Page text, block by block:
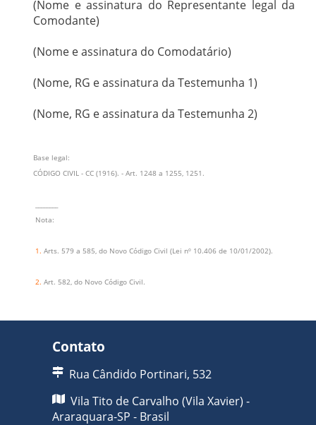
(Nome e assinatura do Representante legal da
Comodante)
(Nome e assinatura do Comodatário)
(Nome, RG e assinatura da Testemunha 1)
(Nome, RG e assinatura da Testemunha 2)
Base legal:
CÓDIGO CIVIL - CC (1916). - Art. 1248 a 1255, 1251.
Nota:
1. Arts. 579 a 585, do Novo Código Civil (Lei nº 10.406 de 10/01/2002).
2. Art. 582, do Novo Código Civil.
Contato
Rua Cândido Portinari, 532
Vila Tito de Carvalho (Vila Xavier) -
Araraquara-SP - Brasil